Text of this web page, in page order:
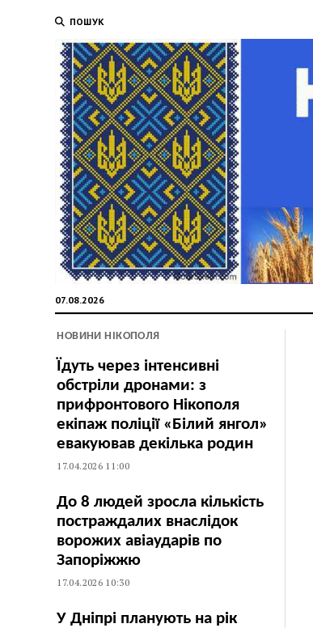
ПОШУК
07.08.2026
НОВИНИ НІКОПОЛЯ
Їдуть через інтенсивні
обстріли дронами: з
прифронтового Нікополя
екіпаж поліції «Білий янгол»
евакуював декілька родин
17.04.2026 11:00
До 8 людей зросла кількість
постраждалих внаслідок
ворожих авіаударів по
Запоріжжю
17.04.2026 10:30
У Дніпрі планують на рік